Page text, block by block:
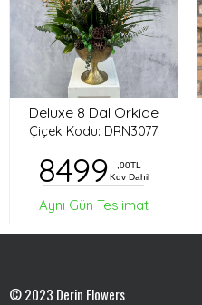
Deluxe 8 Dal Orkide
Çiçek Kodu: DRN3077
8499
,00TL
Kdv Dahil
Aynı Gün Teslimat
© 2023 Derin Flowers